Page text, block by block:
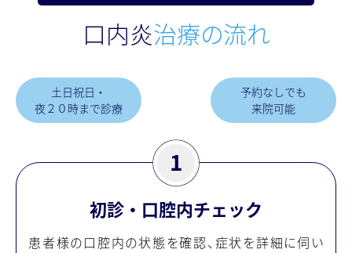
口内炎治療の流れ
⼟⽇祝⽇・
夜２０時まで診療
予約なしでも
来院可能
初診・口腔内チェック
患者様の口腔内の状態を確認、症状を詳細に伺い